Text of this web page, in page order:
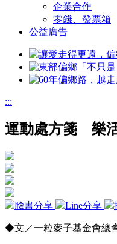
企業合作
零錢、發票箱
公益廣告
:::
運動處方箋 樂
臉書分享 Line分享
◆文／一粒麥子基金會